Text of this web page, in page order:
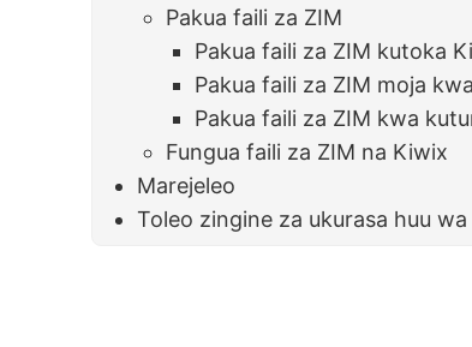
Pakua faili za ZIM
Pakua faili za ZIM kutoka
Pakua faili za ZIM moja
Pakua faili za ZIM kwa
Fungua faili za ZIM na Kiwix
Marejeleo
Toleo zingine za ukurasa huu